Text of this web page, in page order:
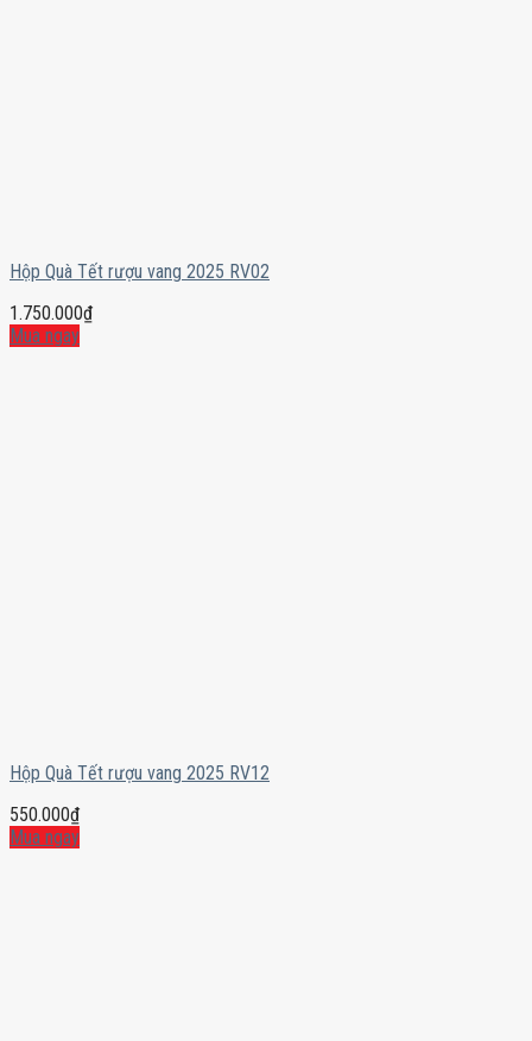
Hộp Quà Tết rượu vang 2025 RV02
1.750.000₫
Mua ngay
Hộp Quà Tết rượu vang 2025 RV12
550.000₫
Mua ngay